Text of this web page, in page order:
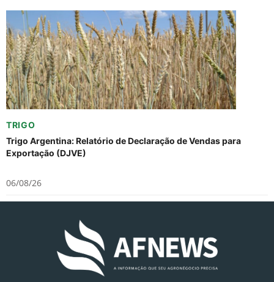
TRIGO
Trigo Argentina: Relatório de Declaração de Vendas para
Exportação (DJVE)
06/08/26